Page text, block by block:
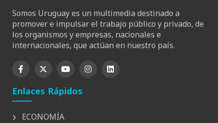
Somos Uruguay es un multimedia destinado a
promover e impulsar el trabajo público y privado, de
los organismos y empresas, nacionales e
internacionales, que actúan en nuestro país.
Enlaces Rápidos
ECONOMÍA